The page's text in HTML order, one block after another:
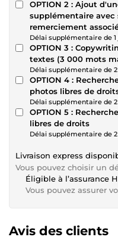
OPTION 2 : Ajout
supplémentaire avec
remerciement
Délai supplémentaire de
OPTION 3 :
textes (3 000
Délai supplémentaire de
OPTION 4 :
photos libres de
Délai supplémentaire de
OPTION 5 :
libres de droits
Délai supplémentaire de
Livraison express
Vous pouvez choisir un
Éligible à l’assurance
Vous pouvez assurer
Avis des clients